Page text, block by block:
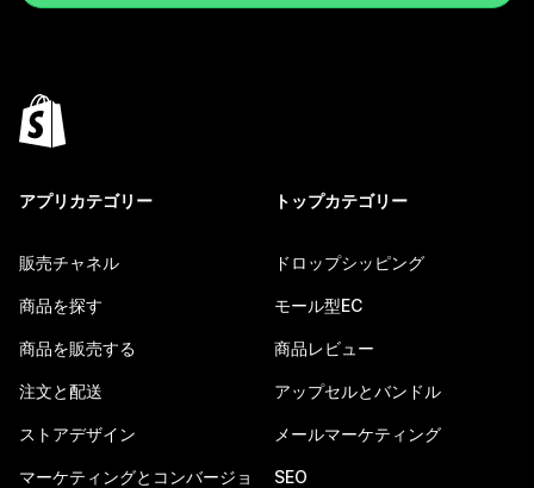
アプリカテゴリー
販売チャネル
商品を探す
商品を販売する
注文と配送
ストアデザイン
マーケティングとコンバージョ
トップカテゴリー
ドロップシッピング
モール型EC
商品レビュー
アップセルとバンドル
メールマーケティング
SEO